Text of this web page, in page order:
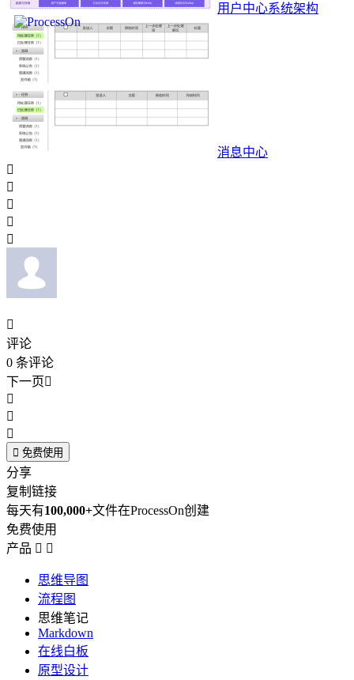
用户中心系统架构
消息中心






评论
0 条评论
下一页



 免费使用
分享
复制链接
每天有100,000+文件在ProcessOn创建
免费使用
产品  
思维导图
流程图
思维笔记
Markdown
在线白板
原型设计